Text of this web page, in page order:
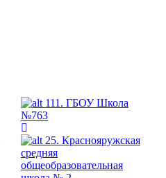
111. ГБОУ Школа
№763
25. Краснояружская
средняя
общеобразовательная